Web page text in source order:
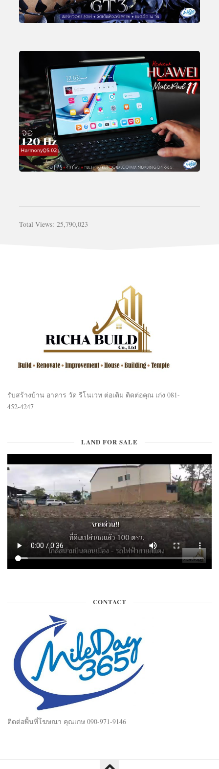
Total Views: 25,790,023
รับสร้างบ้าน อาคาร วัด รีโนเวท ต่อเติม ติดต่อคุณ เก่ง 081-
452-4247
LAND FOR SALE
CONTACT
ติดต่อพื้นที่โฆษณา คุณเกษ 090-971-9146